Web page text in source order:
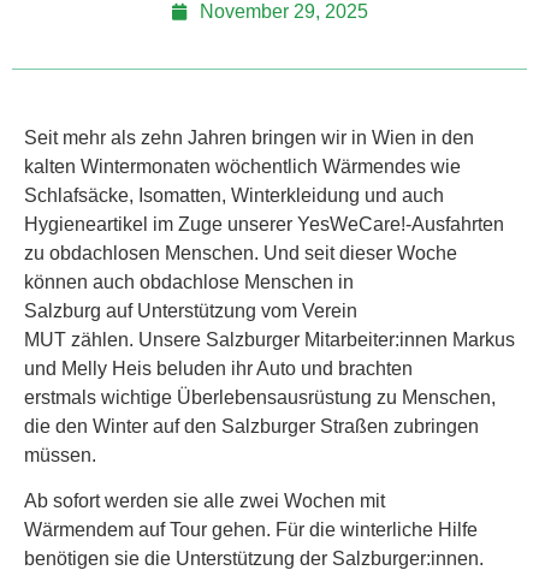
November 29, 2025
Seit mehr als zehn Jahren bringen wir in Wien in den
kalten Wintermonaten wöchentlich Wärmendes wie
Schlafsäcke, Isomatten, Winterkleidung und auch
Hygieneartikel im Zuge unserer YesWeCare!-Ausfahrten
zu obdachlosen Menschen. Und seit dieser Woche
können auch obdachlose Menschen in
Salzburg auf Unterstützung vom Verein
MUT zählen. Unsere Salzburger Mitarbeiter:innen Markus
und Melly Heis beluden ihr Auto und brachten
erstmals wichtige Überlebensausrüstung zu Menschen,
die den Winter auf den Salzburger Straßen zubringen
müssen.
Ab sofort werden sie alle zwei Wochen mit
Wärmendem auf Tour gehen. Für die winterliche Hilfe
benötigen sie die Unterstützung der Salzburger:innen.